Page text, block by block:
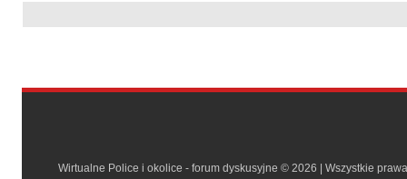
Wirtualne Police i okolice - forum dyskusyjne © 2026 | Wszystkie